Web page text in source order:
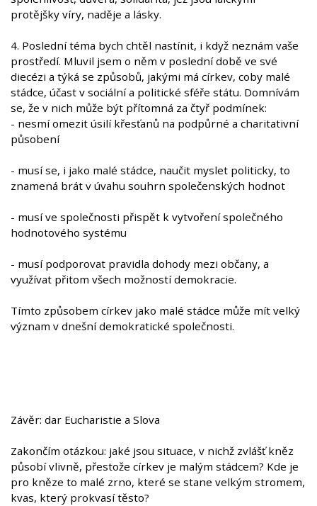
protějšky víry, naděje a lásky.
4. Poslední téma bych chtěl nastínit, i když neznám vaše
prostředí. Mluvil jsem o něm v poslední době ve své
diecézi a týká se způsobů, jakými má církev, coby malé
stádce, účast v sociální a politické sféře státu. Domnívám
se, že v nich může být přítomná za čtyř podmínek:
- nesmí omezit úsilí křesťanů na podpůrné a charitativní
působení
- musí se, i jako malé stádce, naučit myslet politicky, to
znamená brát v úvahu souhrn společenských hodnot
- musí ve společnosti přispět k vytvoření společného
hodnotového systému
- musí podporovat pravidla dohody mezi občany, a
využívat přitom všech možností demokracie.
Tímto způsobem církev jako malé stádce může mít velký
význam v dnešní demokratické společnosti.
Závěr: dar Eucharistie a Slova
Zakončím otázkou: jaké jsou situace, v nichž zvlášť kněz
působí vlivně, přestože církev je malým stádcem? Kde je
pro kněze to malé zrno, které se stane velkým stromem,
kvas, který prokvasí těsto?